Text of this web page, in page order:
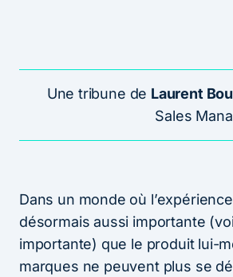
Une tribune de Laurent
Sales
Dans un monde où
désormais aussi importante
importante) que le produit lui-
marques ne peuvent plus se